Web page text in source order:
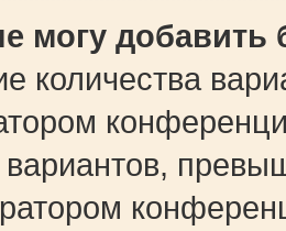
могу добавить
количества
вариантов,